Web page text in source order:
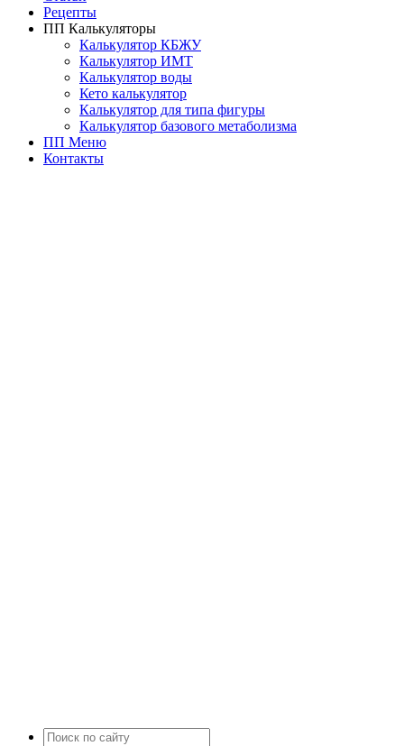
Рецепты
ПП Калькуляторы
Калькулятор КБЖУ
Калькулятор ИМТ
Калькулятор воды
Кето калькулятор
Калькулятор для типа фигуры
Калькулятор базового метаболизма
ПП Меню
Контакты